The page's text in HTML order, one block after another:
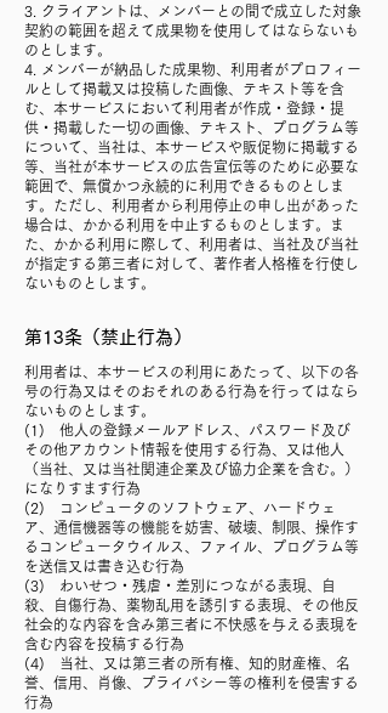
3. クライアントは、メンバーとの間で成立した対象
契約の範囲を超えて成果物を使用してはならないも
のとします。
4. メンバーが納品した成果物、利用者がプロフィー
ルとして掲載又は投稿した画像、テキスト等を含
む、本サービスにおいて利用者が作成・登録・提
供・掲載した一切の画像、テキスト、プログラム等
について、当社は、本サービスや販促物に掲載する
等、当社が本サービスの広告宣伝等のために必要な
範囲で、無償かつ永続的に利用できるものとしま
す。ただし、利用者から利用停止の申し出があった
場合は、かかる利用を中止するものとします。ま
た、かかる利用に際して、利用者は、当社及び当社
が指定する第三者に対して、著作者人格権を行使し
ないものとします。
第13条（禁止行為）
利用者は、本サービスの利用にあたって、以下の各
号の行為又はそのおそれのある行為を行ってはなら
ないものとします。
(1) 他人の登録メールアドレス、パスワード及び
その他アカウント情報を使用する行為、又は他人
（当社、又は当社関連企業及び協力企業を含む。）
になりすます行為
(2) コンピュータのソフトウェア、ハードウェ
ア、通信機器等の機能を妨害、破壊、制限、操作す
るコンピュータウイルス、ファイル、プログラム等
を送信又は書き込む行為
(3) わいせつ・残虐・差別につながる表現、自
殺、自傷行為、薬物乱用を誘引する表現、その他反
社会的な内容を含み第三者に不快感を与える表現を
含む内容を投稿する行為
(4) 当社、又は第三者の所有権、知的財産権、名
誉、信用、肖像、プライバシー等の権利を侵害する
行為